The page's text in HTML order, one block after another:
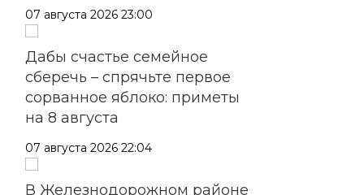
07 августа 2026 23:00
Дабы счастье семейное
сберечь – спрячьте первое
сорванное яблоко: приметы
на 8 августа
07 августа 2026 22:04
В Железнодорожном районе